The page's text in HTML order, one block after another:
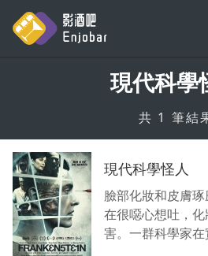
會員登入
影劇解析
影劇軼事
現代科學
共 1 筆結
現代科學怪人
臉部化妝和皮膚
在很噁心想吐，
害。一群科學家